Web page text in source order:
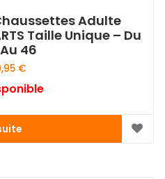
Adulte
Taille Unique – Du
46
€